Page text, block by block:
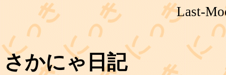
Last-
さかにゃ日記